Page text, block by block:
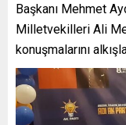
Başkanı Mehmet
Milletvekilleri Ali
konuşmalarını